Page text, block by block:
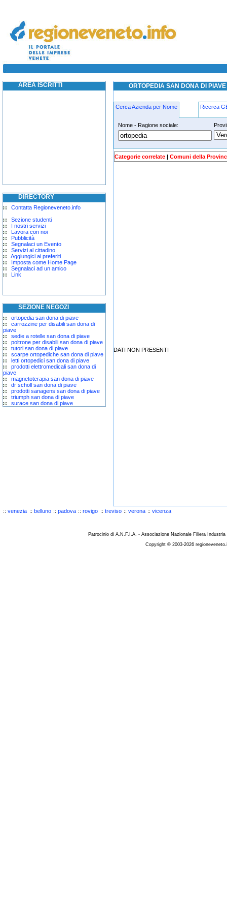
ortopedia san dona di piave
AREA ISCRITTI
DIRECTORY
Contatta Regioneveneto.info
Sezione studenti
I nostri servizi
Lavora con noi
Pubblicità
Segnalaci un Evento
Servizi al cittadino
Aggiungici ai preferiti
Imposta come Home Page
Segnalaci ad un amico
Link
SEZIONE NEGOZI
ortopedia san dona di piave
carrozzine per disabili san dona di
piave
sedie a rotelle san dona di piave
poltrone per disabili san dona di piave
tutori san dona di piave
scarpe ortopediche san dona di piave
letti ortopedici san dona di piave
prodotti elettromedicali san dona di
piave
magnetoterapia san dona di piave
dr scholl san dona di piave
prodotti sanagens san dona di piave
triumph san dona di piave
surace san dona di piave
ORTOPEDIA SAN DONA DI PIAVE
Cerca Azienda per Nome Ricerca
Nome - Ragione sociale:
ortopedia san-dona-di-piave
Categorie correlate | Comuni della
DATI NON PRESENTI
:: venezia :: belluno :: padova :: rovigo :: treviso :: verona :: vicenza
Patrocinio di A.N.F.I.A. - Associazione Nazionale Filiera
Copyright © 2003-2026